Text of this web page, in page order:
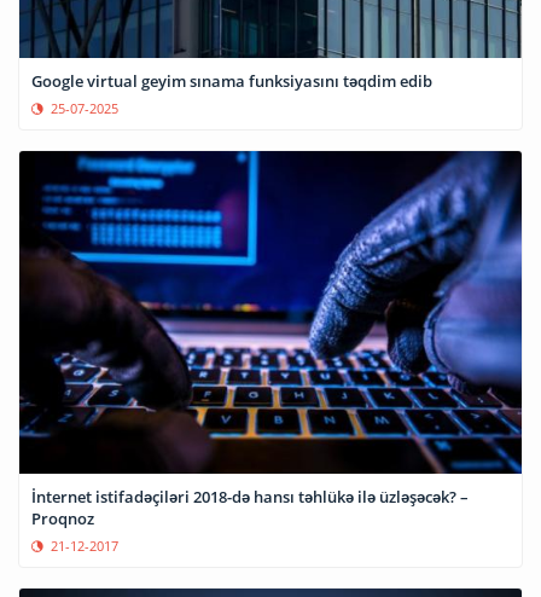
Google virtual geyim sınama funksiyasını təqdim edib
25-07-2025
İnternet istifadəçiləri 2018-də hansı təhlükə ilə üzləşəcək? –
Proqnoz
21-12-2017